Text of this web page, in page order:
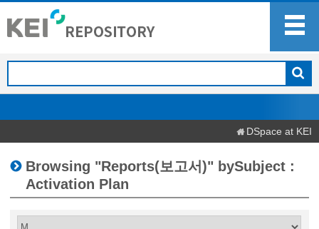
DSpace at KEI
Browsing "Reports(보고서)" bySubject :
Activation Plan